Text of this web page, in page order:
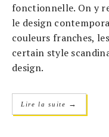
fonctionnelle. On y
le design
couleurs franches,
certain style
design.
Lire la suite →